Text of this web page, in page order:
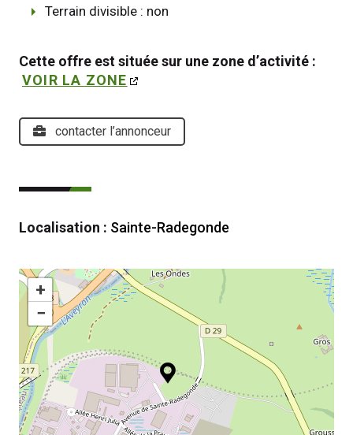
Terrain divisible : non
VOIR LA ZONE
contacter l’annonceur
Localisation : Sainte-Radegonde
+
−